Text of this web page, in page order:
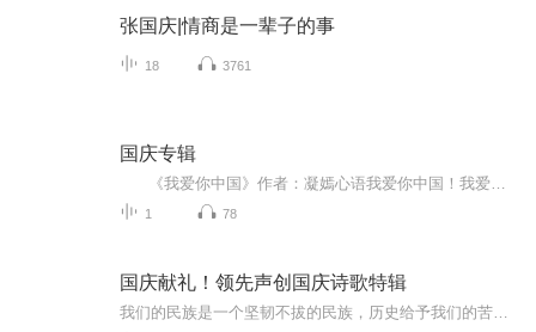
张国庆|情商是一辈子的事
18 3761
国庆专辑
1 78
国庆献礼！领先声创国庆诗歌特辑